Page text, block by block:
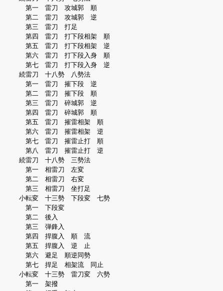
第一 雷刀 攻城郭 順
第二 雷刀 攻城郭 逆
第三 雷刀 打足
第四 雷刀 打下段相架 順
第五 雷刀 打下段相架 逆
第六 雷刀 打下段入身 順
第七 雷刀 打下段入身 逆
続雷刀 十八勢 八勢法
第一 雷刀 摧下段 逆
第二 雷刀 摧下段 順
第三 雷刀 碎城郭 逆
第四 雷刀 碎城郭 順
第五 雷刀 摧雷相架 順
第六 雷刀 摧雷相架 逆
第七 雷刀 摧雷止打 順
第八 雷刀 摧雷止打 逆
続雷刀 十八勢 三勢法
第一 相雷刀 左変
第二 相雷刀 右変
第三 相雷刀 坐打足
小転変 十三勢 下段変 七勢
第一 下段変
第二 後入
第三 弾鋒入
第四 捍腹入 順 流
第五 捍腹入 逆 止
第六 避足 順逆同勢
第七 捍足 相架流 同止
小転変 十三勢 雷刀変 六勢
第一 架撥